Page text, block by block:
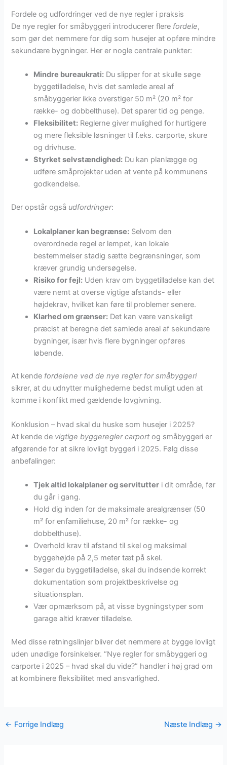
Fordele og udfordringer ved de nye regler i praksis
De nye regler for småbyggeri introducerer flere fordele,
som gør det nemmere for dig som husejer at opføre mindre
sekundære bygninger. Her er nogle centrale punkter:
Mindre bureaukrati: Du slipper for at skulle søge
byggetilladelse, hvis det samlede areal af
småbyggerier ikke overstiger 50 m² (20 m² for
række- og dobbelthuse). Det sparer tid og penge.
Fleksibilitet: Reglerne giver mulighed for hurtigere
og mere fleksible løsninger til f.eks. carporte, skure
og drivhuse.
Styrket selvstændighed: Du kan planlægge og
udføre småprojekter uden at vente på kommunens
godkendelse.
Der opstår også udfordringer:
Lokalplaner kan begrænse: Selvom den
overordnede regel er lempet, kan lokale
bestemmelser stadig sætte begrænsninger, som
kræver grundig undersøgelse.
Risiko for fejl: Uden krav om byggetilladelse kan det
være nemt at overse vigtige afstands- eller
højdekrav, hvilket kan føre til problemer senere.
Klarhed om grænser: Det kan være vanskeligt
præcist at beregne det samlede areal af sekundære
bygninger, især hvis flere bygninger opføres
løbende.
At kende fordelene ved de nye regler for småbyggeri
sikrer, at du udnytter mulighederne bedst muligt uden at
komme i konflikt med gældende lovgivning.
Konklusion – hvad skal du huske som husejer i 2025?
At kende de vigtige byggeregler carport og småbyggeri er
afgørende for at sikre lovligt byggeri i 2025. Følg disse
anbefalinger:
Tjek altid lokalplaner og servitutter i dit område, før
du går i gang.
Hold dig inden for de maksimale arealgrænser (50
m² for enfamiliehuse, 20 m² for række- og
dobbelthuse).
Overhold krav til afstand til skel og maksimal
byggehøjde på 2,5 meter tæt på skel.
Søger du byggetilladelse, skal du indsende korrekt
dokumentation som projektbeskrivelse og
situationsplan.
Vær opmærksom på, at visse bygningstyper som
garage altid kræver tilladelse.
Med disse retningslinjer bliver det nemmere at bygge lovligt
uden unødige forsinkelser. “Nye regler for småbyggeri og
carporte i 2025 – hvad skal du vide?” handler i høj grad om
at kombinere fleksibilitet med ansvarlighed.
← Forrige Indlæg Næste Indlæg →